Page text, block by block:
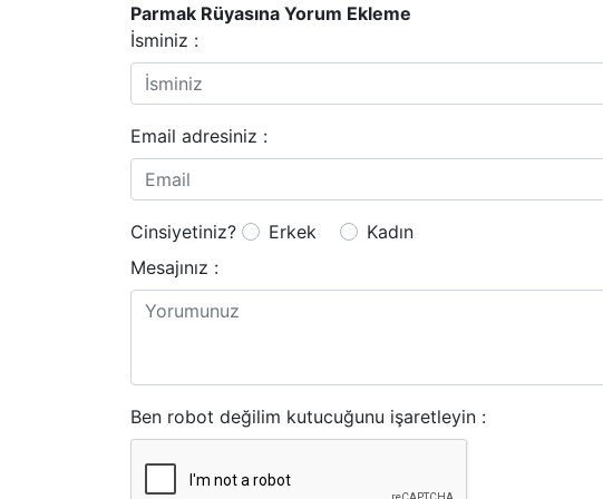
Parmak Rüyasına Yorum Ekleme
İsminiz :
Email adresiniz :
Cinsiyetiniz? Erkek
Kadın
Mesajınız :
Ben robot değilim kutucuğunu işaretleyin :